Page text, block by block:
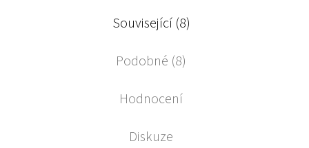
Související (8)
Podobné (8)
Hodnocení
Diskuze